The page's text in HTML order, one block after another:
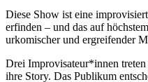
Diese Show ist eine
erfinden – und das auf
urkomischer und ergreifender
Drei Improvisateur*innen treten
ihre Story. Das Publikum